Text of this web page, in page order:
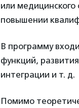
или
повышении
В программу
функций,
интеграции и т. д.
Помимо